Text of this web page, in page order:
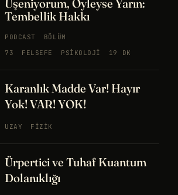
Üşeniyorum, Öyleyse Yarın:
Tembellik Hakkı
PODCAST
BÖLÜM
73
FELSEFE PSIKOLOJI 19 DK
Karanlık Madde Var! Hayır
Yok! VAR! YOK!
UZAY FIZIK
Ürpertici ve Tuhaf Kuantum
Dolanıklığı